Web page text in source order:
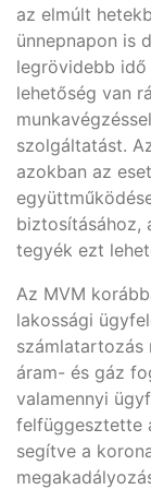
az elmúlt
ünnepnapon is
legrövidebb
lehetőség van
szolgáltatást.
azokban az
biztosításához,
tegyék ezt
Az MVM
lakossági
számlatartozás
áram- és gáz
valamennyi
felfüggesztette
segítve a